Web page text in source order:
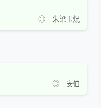
◎ 朱梁玉焜
◎ 安伯